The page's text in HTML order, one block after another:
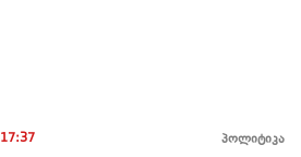
17:37 პოლიტიკა